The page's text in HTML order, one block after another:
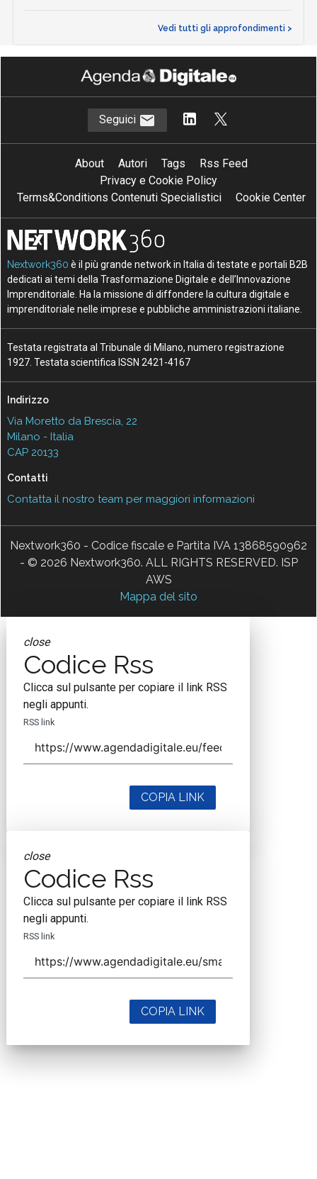
Vedi tutti gli approfondimenti >
Seguici
About Autori Tags
Rss Feed
Privacy e Cookie Policy
Terms&Conditions Contenuti Specialistici
Cookie Center
Nextwork360 è il più grande network in Italia di testate e portali B2B
dedicati ai temi della Trasformazione Digitale e dell’Innovazione
Imprenditoriale. Ha la missione di diffondere la cultura digitale e
imprenditoriale nelle imprese e pubbliche amministrazioni italiane.
Testata registrata al Tribunale di Milano, numero registrazione
1927. Testata scientifica ISSN 2421-4167
Indirizzo
Via Moretto da Brescia, 22
Milano - Italia
CAP 20133
Contatti
Contatta il nostro team per maggiori informazioni
Nextwork360 - Codice fiscale e Partita IVA 13868590962
- © 2026 Nextwork360. ALL RIGHTS RESERVED. ISP
AWS
Mappa del sito
close
Codice Rss
Clicca sul pulsante per copiare il link RSS
negli appunti.
RSS link
COPIA LINK
close
Codice Rss
Clicca sul pulsante per copiare il link RSS
negli appunti.
RSS link
COPIA LINK